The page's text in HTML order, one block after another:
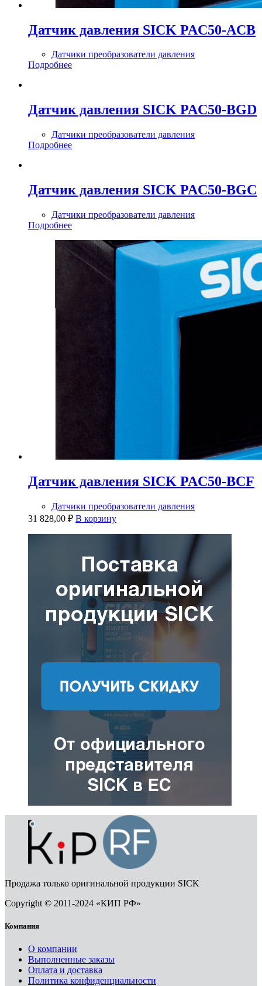
Датчик давления SICK PAC50-ACB
Датчики преобразователи давления
Подробнее
Датчик давления SICK PAC50-BGD
Датчики преобразователи давления
Подробнее
Датчик давления SICK PAC50-BGC
Датчики преобразователи давления
Подробнее
Датчик давления SICK PAC50-BCF
Датчики преобразователи давления
31 828,00 ₽ В корзину
Продажа только оригинальной продукции SICK
Copyright © 2011-2024 «КИП РФ»
Компания
О компании
Выполненные заказы
Оплата и доставка
Политика конфиденциальности